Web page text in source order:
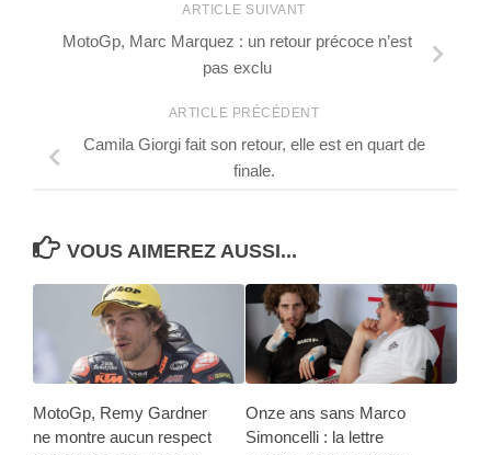
ARTICLE SUIVANT
MotoGp, Marc Marquez : un retour précoce n’est
pas exclu
ARTICLE PRÉCÉDENT
Camila Giorgi fait son retour, elle est en quart de
finale.
VOUS AIMEREZ AUSSI...
MotoGp, Remy Gardner
ne montre aucun respect
Onze ans sans Marco
Simoncelli : la lettre